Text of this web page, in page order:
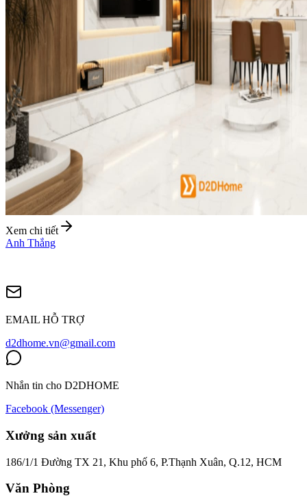
Xem chi tiết
Anh Thắng
EMAIL HỖ TRỢ
d2dhome.vn@gmail.com
Nhắn tin cho D2DHOME
Facebook (Messenger)
Xưởng sản xuất
186/1/1 Đường TX 21, Khu phố 6, P.Thạnh Xuân, Q.12, HCM
Văn Phòng